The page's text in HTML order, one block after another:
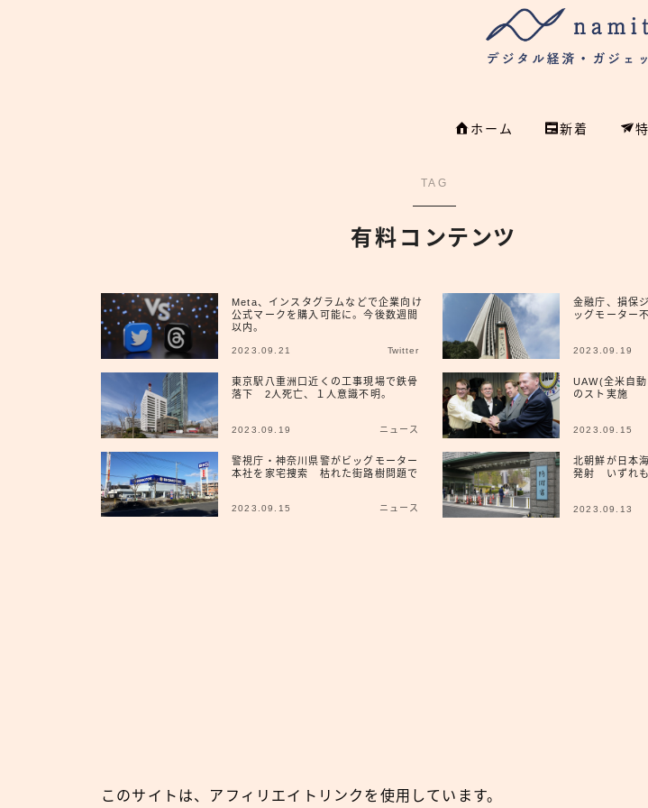
ホーム 新着
危機管
特集
namiten.jp
TAG
有料コンテンツ
Meta、インスタグラムなどで企業向け
公式マークを購入可能に。今後数週間
以内。
2023.09.21 Twitter
金融庁、損保
ッグモーター
2023.09.19
東京駅八重洲口近くの工事現場で鉄骨
落下 2人死亡、１人意識不明。
2023.09.19 ニュース
UAW(全米自
のスト実施
2023.09.15
警視庁・神奈川県警がビッグモーター
本社を家宅捜索 枯れた街路樹問題で
2023.09.15 ニュース
北朝鮮が日本
発射 いずれも
2023.09.13
このサイトは、アフィリエイトリンクを使用しています。